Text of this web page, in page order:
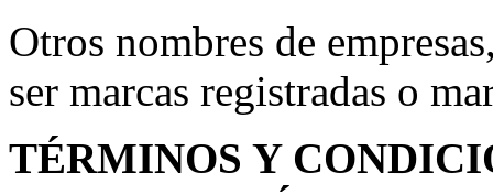
Otros nombres de
ser marcas registradas o
TÉRMINOS Y